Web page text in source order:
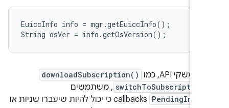
EuiccInfo info = mgr.getEuiccInfo();
downloadSubscription()
, משתמשים
callbacks כי יכול להיות שיעברו שניות או